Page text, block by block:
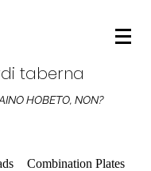
taberna
HOBETO, NON?
Combination Plates